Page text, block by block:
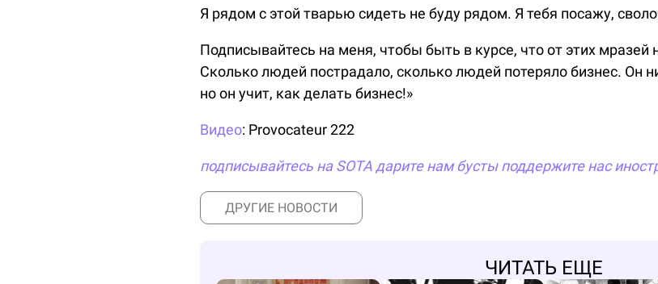
Я рядом с этой тварью сидеть не буду рядом. Я тебя посажу,
Подписывайтесь на меня, чтобы быть в курсе, что от этих
Сколько людей пострадало, сколько людей потеряло бизнес. Он
но он учит, как делать бизнес!»
Видео: Provocateur 222
подписывайтесь на SOTA дарите нам бусты поддержите нас
ДРУГИЕ НОВОСТИ
ЧИТАТЬ ЕЩЕ